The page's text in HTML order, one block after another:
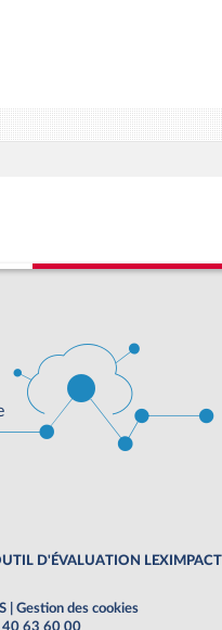
D'ÉVALUATION LEXIMPACT
Gestion des cookies
40 63 60 00